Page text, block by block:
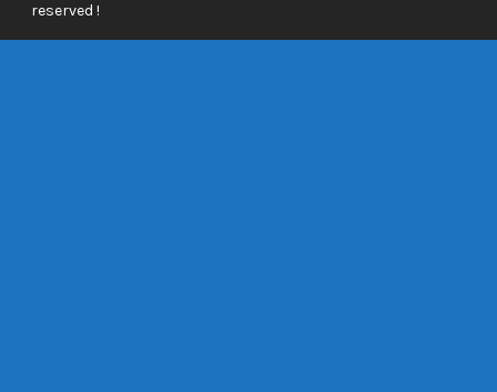
reserved !